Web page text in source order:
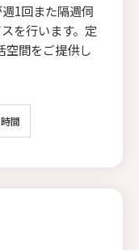
1回また隔週伺
を行います。定
空間をご提供し
間